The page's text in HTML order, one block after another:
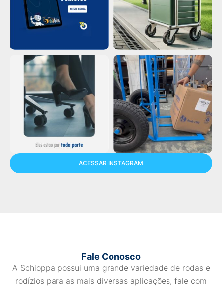
ACESSAR INSTAGRAM
Fale Conosco
A Schioppa possui uma grande variedade de rodas e
rodízios para as mais diversas aplicações, fale com